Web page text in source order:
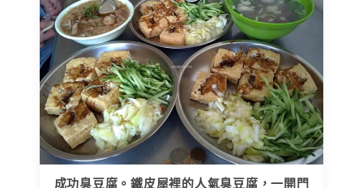
成功臭豆腐。鐵皮屋裡的人氣臭豆腐，一開門